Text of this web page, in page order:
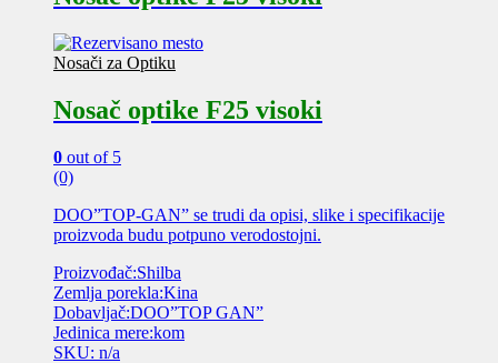
Nosači za Optiku
Nosač optike F25 visoki
0 out of 5
(0)
DOO”TOP-GAN” se trudi da opisi, slike i specifikacije
proizvoda budu potpuno verodostojni.
Proizvođač:Shilba
Zemlja porekla:Kina
Dobavljač:DOO”TOP GAN”
Jedinica mere:kom
SKU: n/a